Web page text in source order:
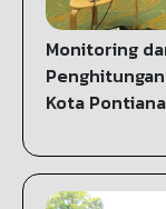
Monitoring
Kota